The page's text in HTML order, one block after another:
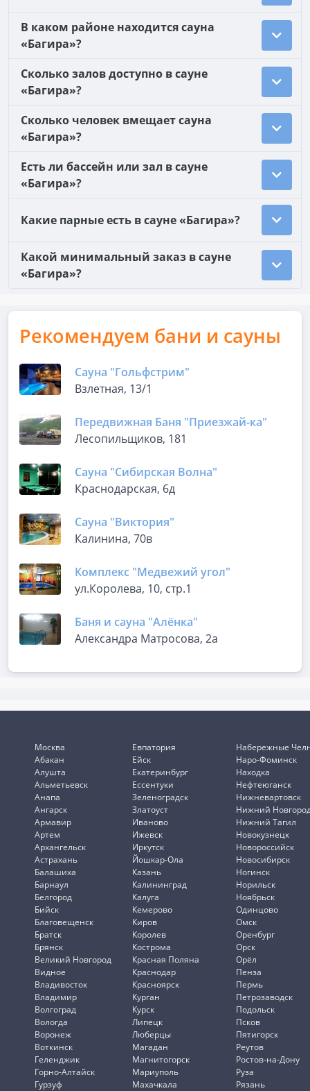
В каком районе находится сауна
«Багира»?
Сколько залов доступно в сауне
«Багира»?
Сколько человек вмещает сауна
«Багира»?
Есть ли бассейн или зал в сауне
«Багира»?
Какие парные есть в сауне «Багира»?
Какой минимальный заказ в сауне
«Багира»?
Рекомендуем бани и сауны
Сауна "Гольфстрим"
Взлетная, 13/1
Передвижная Баня "Приезжай-ка"
Лесопильщиков, 181
Сауна "Сибирская Волна"
Краснодарская, 6д
Сауна "Виктория"
Калинина, 70в
Комплекс "Медвежий угол"
ул.Королева, 10, стр.1
Баня и сауна "Алёнка"
Александра Матросова, 2а
Москва
Абакан
Алушта
Альметьевск
Анапа
Ангарск
Армавир
Артем
Архангельск
Астрахань
Балашиха
Барнаул
Белгород
Бийск
Благовещенск
Братск
Брянск
Великий Новгород
Видное
Владивосток
Владимир
Волгоград
Вологда
Воронеж
Воткинск
Геленджик
Горно-Алтайск
Гурзуф
Евпатория
Ейск
Екатеринбург
Ессентуки
Зеленоградск
Златоуст
Иваново
Ижевск
Иркутск
Йошкар-Ола
Казань
Калининград
Калуга
Кемерово
Киров
Королев
Кострома
Красная Поляна
Краснодар
Красноярск
Курган
Курск
Липецк
Люберцы
Магадан
Магнитогорск
Мариуполь
Махачкала
Набережные
Наро-Фоминск
Находка
Нефтеюганск
Нижневартовск
Нижний
Нижний Тагил
Новокузнецк
Новороссийск
Новосибирск
Ногинск
Норильск
Ноябрьск
Одинцово
Омск
Оренбург
Орск
Орёл
Пенза
Пермь
Петрозаводск
Подольск
Псков
Пятигорск
Реутов
Ростов-на-Дону
Руза
Рязань